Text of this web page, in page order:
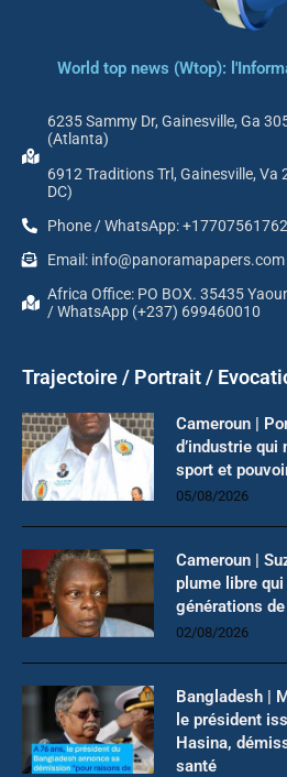
World top news (Wtop):
6235 Sammy Dr, Gainesville, Ga
(Atlanta)
6912 Traditions Trl, Gainesville,
DC)
Phone / WhatsApp:
Email: info@panoramapapers.com
Africa Office: PO BOX. 35435
/ WhatsApp (+237) 699460010
Trajectoire / Portrait /
Cameroun |
d’industrie qui
sport et
05/08/2026
Cameroun |
plume libre
générations
02/08/2026
Bangladesh |
le président
Hasina,
santé